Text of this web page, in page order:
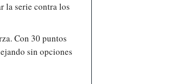
la serie contra los
Con 30 puntos
sin opciones